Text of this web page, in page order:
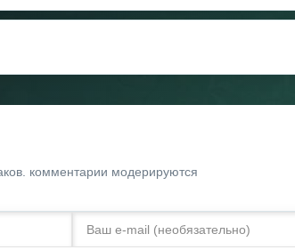
комментарии модерируются